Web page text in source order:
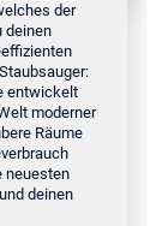
der
deinen
entwickelt
moderner
Räume
neuesten
deinen